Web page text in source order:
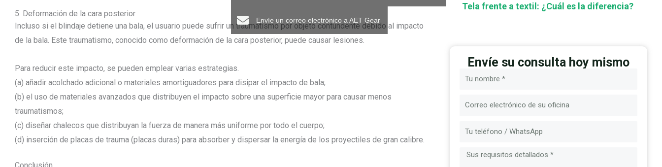
5. Deformación de la cara posterior
Incluso si el blindaje detiene una bala, el usuario puede sufrir un traumatismo por objeto contundente debido al impacto
de la bala. Este traumatismo, conocido como deformación de la cara posterior, puede causar lesiones.
Para reducir este impacto, se pueden emplear varias estrategias.
(a) añadir acolchado adicional o materiales amortiguadores para disipar el impacto de bala;
(b) el uso de materiales avanzados que distribuyen el impacto sobre una superficie mayor para causar menos
traumatismos;
(c) diseñar chalecos que distribuyan la fuerza de manera más uniforme por todo el cuerpo;
(d) inserción de placas de trauma (placas duras) para absorber y dispersar la energía de los proyectiles de gran calibre.
Tela frente a textil: ¿Cuál es la diferencia?
Envíe su consulta hoy mismo
Nombre
Correo
Mensaje
Envíe un correo electrónico a AET Gear